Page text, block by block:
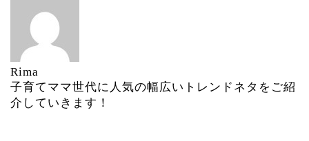
Rima
子育てママ世代に人気の幅広いトレンドネタをご紹
介していきます！